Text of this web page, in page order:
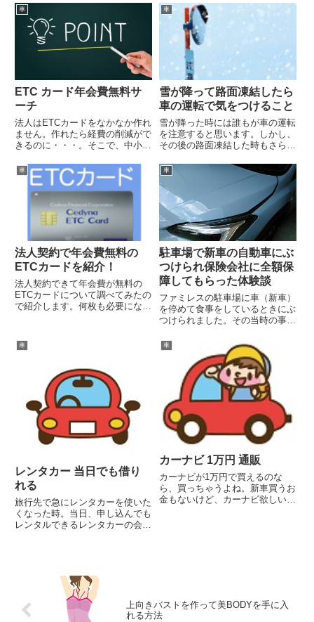
いてみると クレジット機能があ
りません。 時間帯・休日等によ
り30％割引適応 カードごとに金
額が明確に出ます。 新会...
SBI損保、チューリッヒ保険、セ
ゾン自動車火災保険などから見積
りを貰いましたが最安値はこの保
険会社でした。
車
ETC カード年会費無料サ
ーチ
法人はETCカードをなかなか作れ
ません。作れたら経費の削減がで
きるのに・・・。そこで、中小零
つくれる年会費無料のＥＴＣカー
ドを紹介します。。それは、『高
速情報協同組合』のＥＴＣカード
です。(⌒-⌒)特長を書いて...
車
雪が降って路面凍結したら
車の運転で気をつけること
雪が降った時には誰もが車の運転
を注意すると思います。しかし、
その後の路面凍結した時もさらに
意するべきポイントを紹介しま
す。
車
法人契約で年会費無料の
ETCカードを紹介！
法人契約できて年会費が無料の
ETCカードについて調べてみたの
で紹介します。何枚も必要になる
も発行できるETCカードもありま
す。
車
駐車場で新車の自動車にぶ
つけられ保険会社に全額保
障してもらった体験談
ファミレスの駐車場に車（新車）
を停めて食事をしているときにぶ
つけられました。その当時の事故
対応を書きました。10割相手側
の過失で863,223円全額保障して
もらい新車の格落ち保障もしても
らった私の体験談です。
車
レンタカー 当日でも借り
れる
旅行先で急にレンタカーを使いた
くなった時。当日、申し込んでも
レンタルできるレンタカーの会社
れるレンタカーの会社を知って
車
カーナビ 1万円 通販
カーナビが1万円で買えるのな
ら、買っちゃうよね。新車買うお
金もないけど、カーナビ欲しいも
上向きバストを作って美BODYを手に入
れる方法